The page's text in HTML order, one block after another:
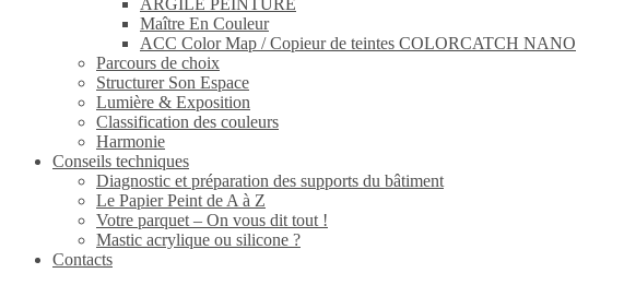
Maître En Couleur
ACC Color Map / Copieur de teintes COLORCATCH NANO
Parcours de choix
Structurer Son Espace
Lumière & Exposition
Classification des couleurs
Harmonie
Conseils techniques
Diagnostic et préparation des supports du bâtiment
Le Papier Peint de A à Z
Votre parquet – On vous dit tout !
Mastic acrylique ou silicone ?
Contacts